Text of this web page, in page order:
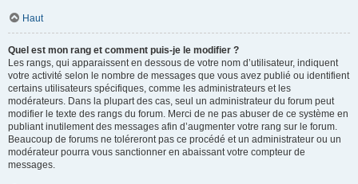
Haut
Quel est mon rang et comment puis-je le modifier ?
Les rangs, qui apparaissent en dessous de votre nom d’utilisateur, indiquent
votre activité selon le nombre de messages que vous avez publié ou identifient
certains utilisateurs spécifiques, comme les administrateurs et les
modérateurs. Dans la plupart des cas, seul un administrateur du forum peut
modifier le texte des rangs du forum. Merci de ne pas abuser de ce système en
publiant inutilement des messages afin d’augmenter votre rang sur le forum.
Beaucoup de forums ne toléreront pas ce procédé et un administrateur ou un
modérateur pourra vous sanctionner en abaissant votre compteur de
messages.